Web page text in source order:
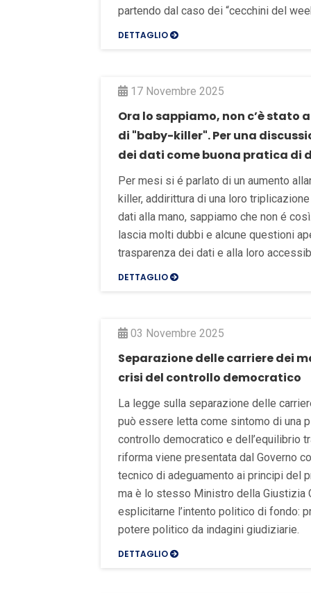
partendo dal caso dei “cecchini del
DETTAGLIO
17 Novembre 2025
Ora lo sappiamo, non c’è stato
di "baby-killer". Per una
dei dati come buona pratica di
Per mesi si é parlato di un aumento
killer, addirittura di una loro triplicazione
dati alla mano, sappiamo che non é
lascia molti dubbi e alcune questioni
trasparenza dei dati e alla loro
DETTAGLIO
03 Novembre 2025
Separazione delle carriere dei
crisi del controllo democratico
La legge sulla separazione delle
può essere letta come sintomo di una
controllo democratico e dell’equilibrio
riforma viene presentata dal Governo
tecnico di adeguamento ai principi del
ma è lo stesso Ministro della Giustizia
esplicitarne l’intento politico di fondo:
potere politico da indagini giudiziarie.
DETTAGLIO